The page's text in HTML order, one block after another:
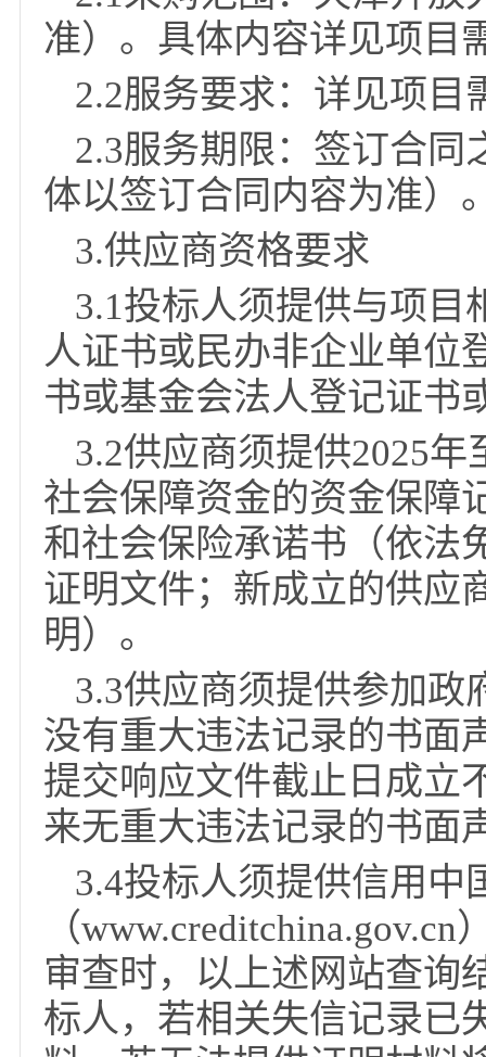
1.6本项目不允许转
2.项目内容
2.1采购范围：天津
准）。具体内容详见项
2.2服务要求：详见
2.3服务期限：签订
体以签订合同内容为准
3.供应商资格要求
3.1投标人须提供与
人证书或民办非企业
书或基金会法人登记
3.2供应商须提供
社会保障资金的资金
和社会保险承诺书（
证明文件；新成立的
明）。
3.3供应商须提供参
没有重大违法记录的
提交响应文件截止日